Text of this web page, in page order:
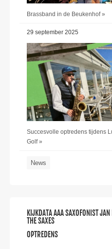
Brassband in de Beukenhof »
29 september 2025
Succesvolle optredens tijdens
Golf »
News
KIJKDATA AAA SAXOFONIST
THE SAXES
OPTREDENS